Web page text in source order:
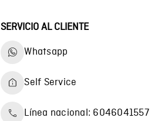
SERVICIO AL CLIENTE
Whatsapp
Self Service
Línea nacional: 6046041557